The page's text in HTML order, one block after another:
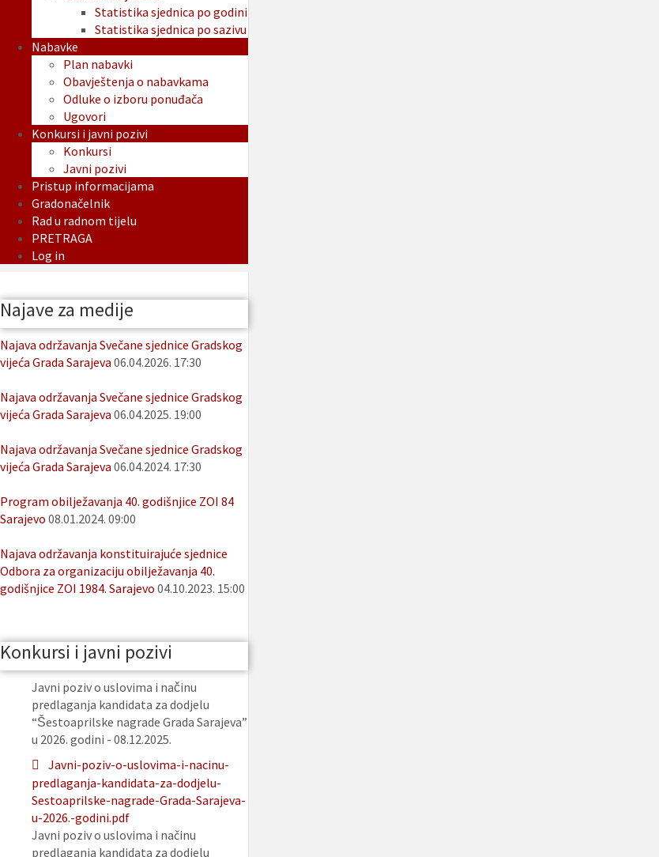
Statistika sjednica po godini
Statistika sjednica po sazivu
Nabavke
Plan nabavki
Obavještenja o nabavkama
Odluke o izboru ponuđača
Ugovori
Konkursi i javni pozivi
Konkursi
Javni pozivi
Pristup informacijama
Gradonačelnik
Rad u radnom tijelu
PRETRAGA
Log in
Najave za medije
Najava održavanja Svečane sjednice Gradskog
vijeća Grada Sarajeva 06.04.2026. 17:30
Najava održavanja Svečane sjednice Gradskog
vijeća Grada Sarajeva 06.04.2025. 19:00
Najava održavanja Svečane sjednice Gradskog
vijeća Grada Sarajeva 06.04.2024. 17:30
Program obilježavanja 40. godišnjice ZOI 84
Sarajevo 08.01.2024. 09:00
Najava održavanja konstituirajuće sjednice
Odbora za organizaciju obilježavanja 40.
godišnjice ZOI 1984. Sarajevo 04.10.2023. 15:00
Konkursi i javni pozivi
Javni poziv o uslovima i načinu
predlaganja kandidata za dodjelu
“Šestoaprilske nagrade Grada Sarajeva”
u 2026. godini - 08.12.2025.
Javni-poziv-o-uslovima-i-nacinu-
predlaganja-kandidata-za-dodjelu-
Sestoaprilske-nagrade-Grada-Sarajeva-
u-2026.-godini.pdf
Javni poziv o uslovima i načinu
predlaganja kandidata za dodjelu